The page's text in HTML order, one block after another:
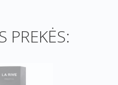
PREKĖS: